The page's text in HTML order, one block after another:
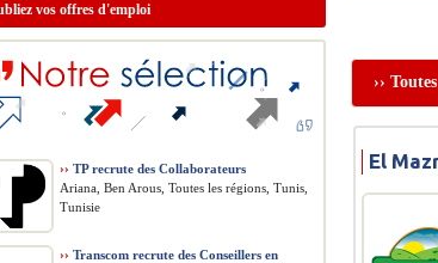
››
El
vos offres d'emploi
›› TP recrute des Collaborateurs
Ariana, Ben Arous, Toutes les régions, Tunis,
Tunisie
›› Transcom recrute des Conseillers en